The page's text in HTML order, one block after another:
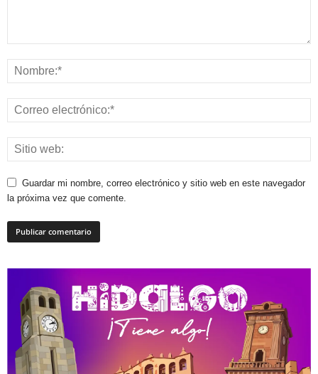
Guardar mi nombre, correo electrónico y sitio web en este navegador
la próxima vez que comente.